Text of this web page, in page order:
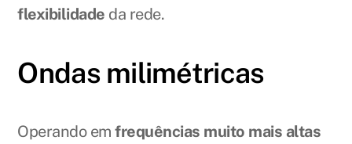
flexibilidade da rede.
Ondas milimétricas
Operando emfrequências muito mais altas